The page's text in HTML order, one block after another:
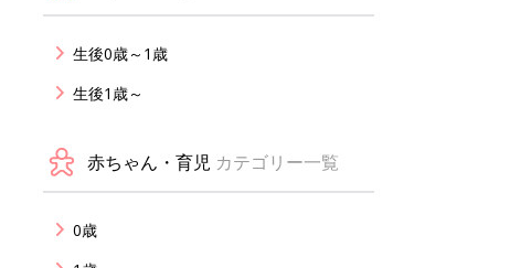
生後0歳～1歳
生後1歳～
赤ちゃん・育児 カテゴリー一覧
0歳